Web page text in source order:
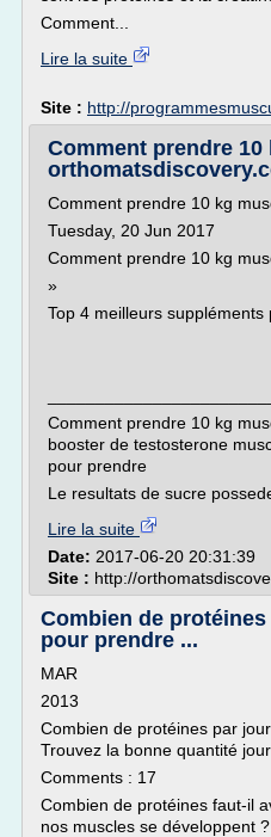
Comment...
Lire la suite
Site : http://
Comment prendre 10
Comment prendre 10 kg
Tuesday, 20 Jun 2017
Comment prendre 10 kg
»
Top 4 meilleurs suppléments
Comment prendre 10 kg
booster de testosterone
pour prendre
Le resultats de sucre
Lire la suite
Date: 2017-06-20 20:31:39
Site : http://
Combien de
pour prendre ...
MAR
2013
Combien de protéines par
Trouvez la bonne quantité
Comments : 17
Combien de protéines faut-il
nos muscles se développent